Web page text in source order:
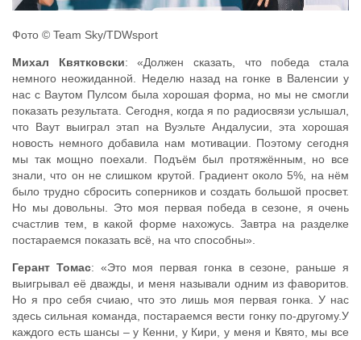
Фото © Team Sky/TDWsport
Михал Квятковски: «Должен сказать, что победа стала
немного неожиданной. Неделю назад на гонке в Валенсии у
нас с Ваутом Пулсом была хорошая форма, но мы не смогли
показать результата. Сегодня, когда я по радиосвязи услышал,
что Ваут выиграл этап на Вуэльте Андалусии, эта хорошая
новость немного добавила нам мотивации. Поэтому сегодня
мы так мощно поехали. Подъём был протяжённым, но все
знали, что он не слишком крутой. Градиент около 5%, на нём
было трудно сбросить соперников и создать большой просвет.
Но мы довольны. Это моя первая победа в сезоне, я очень
счастлив тем, в какой форме нахожусь. Завтра на разделке
постараемся показать всё, на что способны».
Герант Томас: «Это моя первая гонка в сезоне, раньше я
выигрывал её дважды, и меня называли одним из фаворитов.
Но я про себя счиаю, что это лишь моя первая гонка. У нас
здесь сильная команда, постараемся вести гонку по-другому.У
каждого есть шансы – у Кенни, у Кири, у меня и Квято, мы все